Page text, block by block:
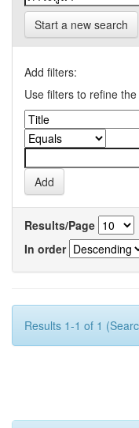
Start a new search
Add filters:
Use filters to refine
Results/Page
In order
Results 1-1 of 1